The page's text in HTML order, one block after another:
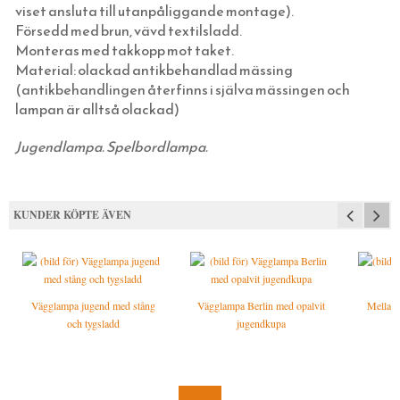
HATTAR OCH HUVUDBONADER
SKOSNÖREN, SKOKRÄM, INLÄGGSSULOR
SCARFAR, BANDANAS OCH FLUGOR
STRUMPOR
KLASSISKA HÄNGSLEN & ACCESSOARER
JUGENDLAMPOR (TAK, VÄGG & BORD)
SKOMAKARLAMPOR
SPELBORDSLAMPOR
TAKLAMPOR I PORSLIN & BAKELIT
GOLVLAMPOR
ELMONTERADE FOTOGENLAMPOR
UTOMHUSBELYSNING
STALLYKTOR
GÅRDSLYKTOR
STRÖMBRYTARE OCH ELUTTAG (RETRO)
SVART BAKELIT INFÄLLT MONTAGE
SVART PORSLIN INFÄLLT MONTAGE
SKÄRMAR, KULODOSOR & GLÖDLAMPOR
KULODOSOR I PORSLIN OCH BAKELIT
HUSHÅLL & SÅPOR MED MERA
viset ansluta till utanpåliggande montage).
Försedd med brun, vävd textilsladd.
Monteras med takkopp mot taket.
Material: olackad antikbehandlad mässing
(antikbehandlingen återfinns i själva mässingen och
lampan är alltså olackad)
Jugendlampa. Spelbordlampa.
KUNDER KÖPTE ÄVEN
Vägglampa jugend med stång
och tygsladd
Vägglampa Berlin med opalvit
jugendkupa